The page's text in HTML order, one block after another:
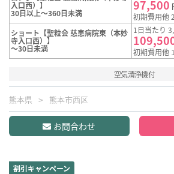
入口西）】
30日以上～360日未満
97,500
初期費用他
ショート【聖粒会 慈恵病院東（本妙
寺入口西）】
～30日未満
1日当たり
初期費用他
空気清浄機付
熊本県 熊本市西区
お問合わせ
割引キャンペーン